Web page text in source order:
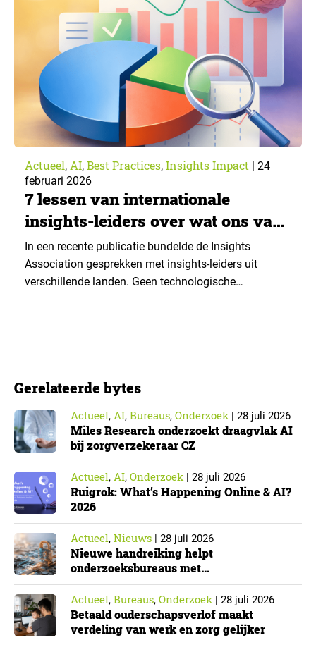
haar kant van het verhaal vertelt. Zonder olie rijdt er…
Actueel, AI, Best Practices, Insights Impact | 24
februari 2026
7 lessen van internationale
insights-leiders over wat ons vak
nu mist
In een recente publicatie bundelde de Insights
Association gesprekken met insights-leiders uit
verschillende landen. Geen technologische
Gerelateerde bytes
Actueel, AI, Bureaus, Onderzoek| 28 juli 2026
Miles Research onderzoekt draagvlak AI
bij zorgverzekeraar CZ
Actueel, AI, Onderzoek| 28 juli 2026
Ruigrok: What’s Happening Online & AI?
2026
Actueel, Nieuws | 28 juli 2026
Nieuwe handreiking helpt
onderzoeksbureaus met
Cyberbeveiligingswet
Actueel, Bureaus, Onderzoek| 28 juli 2026
Betaald ouderschapsverlof maakt
verdeling van werk en zorg gelijker